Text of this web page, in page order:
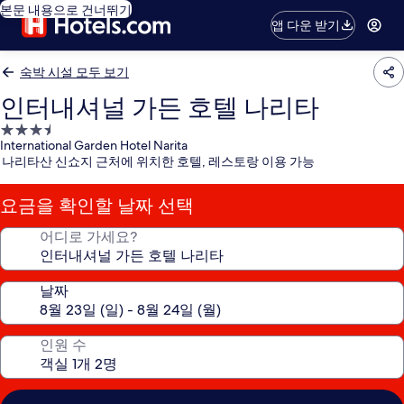
본문 내용으로 건너뛰기
앱 다운 받기
숙박 시설 모두 보기
인터내셔널 가든 호텔 나리타
3.5
성
급
숙
박
시
International Garden Hotel Narita
나리타산 신쇼지 근처에 위치한 호텔, 레스토랑 이용 가능
요금을 확인할 날짜 선택
어디로 가세요?
날짜
인원 수